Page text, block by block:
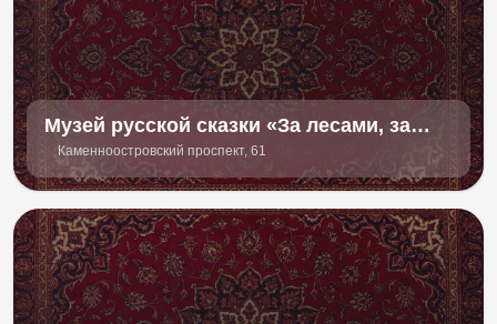
Музей русской сказки «За лесами, за
горами»
Каменноостровский проспект, 61